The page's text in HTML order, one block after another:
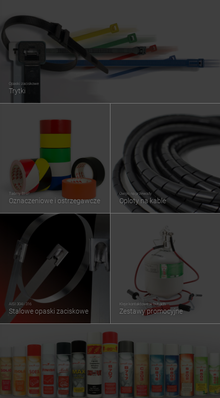
Opaski zaciskowe
Trytki
Taśmy BHP
Oznaczeniowe i ostrzegawcze
Owijki na przewody
Oploty na kable
AISI 304 i 316
Stalowe opaski zaciskowe
Kleje kontaktowe w butlach
Zestawy promocyjne